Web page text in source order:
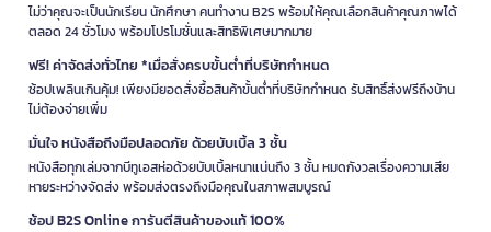
ไม่ว่าคุณจะเป็นนักเรียน นักศึกษา คนทำงาน B2S พร้อมให้คุณเลือกสินค้าคุณภาพได้
ตลอด 24 ชั่วโมง พร้อมโปรโมชั่นและสิทธิพิเศษมากมาย
ฟรี! ค่าจัดส่งทั่วไทย *เมื่อสั่งครบขั้นต่ำที่บริษัทกำหนด
ช้อปเพลินเกินคุ้ม! เพียงมียอดสั่งซื้อสินค้าขั้นต่ำที่บริษัทกำหนด รับสิทธิ์ส่งฟรีถึงบ้าน
ไม่ต้องจ่ายเพิ่ม
มั่นใจ หนังสือถึงมือปลอดภัย ด้วยบับเบิ้ล 3 ชั้น
หนังสือทุกเล่มจากบีทูเอสห่อด้วยบับเบิ้ลหนาแน่นถึง 3 ชั้น หมดกังวลเรื่องความเสีย
หายระหว่างจัดส่ง พร้อมส่งตรงถึงมือคุณในสภาพสมบูรณ์
ช้อป B2S Online การันตีสินค้าของแท้ 100%